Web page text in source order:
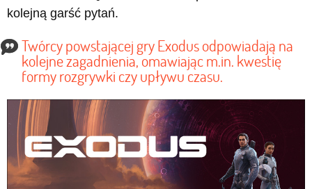
kolejną garść pytań.
Twórcy powstającej gry Exodus odpowiadają na
kolejne zagadnienia, omawiając m.in. kwestię
formy rozgrywki czy upływu czasu.